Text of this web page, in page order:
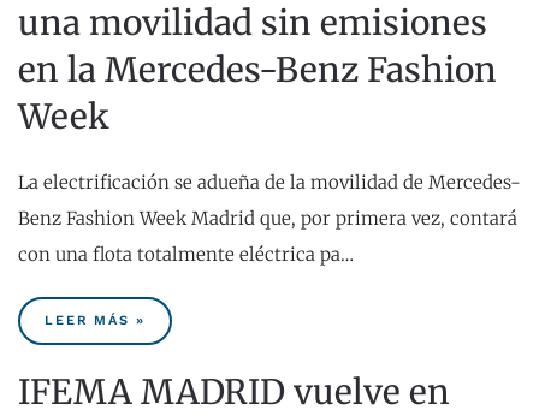
una movilidad sin emisiones
en la Mercedes-Benz Fashion
Week
La electrificación se adueña de la movilidad de Mercedes-
Benz Fashion Week Madrid que, por primera vez, contará
con una flota totalmente eléctrica pa…
LEER MÁS »
IFEMA MADRID vuelve en